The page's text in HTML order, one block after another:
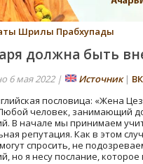
Шрилы Прабхупады
должна быть
6 мая 2022 | Источник|
пословица: «Жена
человек, занимающий
В начале мы принимаем
репутация. Как в этом
спросить, не
но я несу послание,